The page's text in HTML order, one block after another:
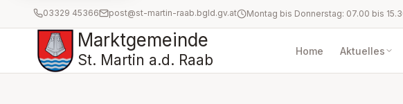
03329 45366 post@st-martin-raab.bgld.gv.at
Marktgemeinde
St. Martin a.d. Raab
Home Aktuelles